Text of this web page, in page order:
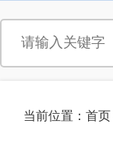
当前位置： 首页